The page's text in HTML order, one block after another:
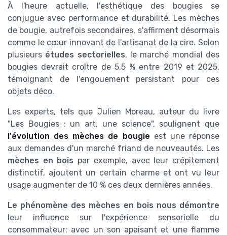
À l'heure actuelle, l'esthétique des bougies se
conjugue avec performance et durabilité. Les mèches
de bougie, autrefois secondaires, s'affirment désormais
comme le cœur innovant de l'artisanat de la cire. Selon
plusieurs études sectorielles, le marché mondial des
bougies devrait croître de 5,5 % entre 2019 et 2025,
témoignant de l'engouement persistant pour ces
objets déco.
Les experts, tels que Julien Moreau, auteur du livre
"Les Bougies : un art, une science", soulignent que
l'évolution des mèches de bougie est une réponse
aux demandes d'un marché friand de nouveautés. Les
mèches en bois par exemple, avec leur crépitement
distinctif, ajoutent un certain charme et ont vu leur
usage augmenter de 10 % ces deux dernières années.
Le phénomène des mèches en bois nous démontre
leur influence sur l'expérience sensorielle du
consommateur; avec un son apaisant et une flamme